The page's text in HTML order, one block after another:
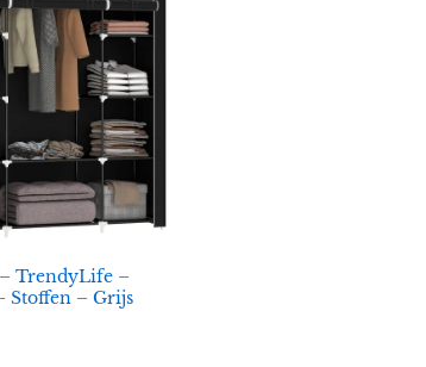
TrendyLife –
Stoffen – Grijs